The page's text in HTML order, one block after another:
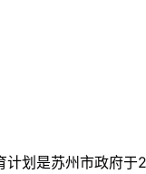
计划是苏州市政府